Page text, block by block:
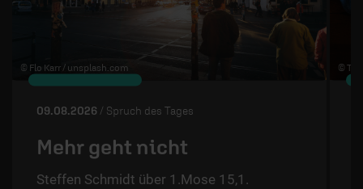
© Flo Karr / unsplash.com
09.08.2026 / Spruch des Tages
Mehr geht nicht
Steffen Schmidt über 1.Mose 15,1.
©